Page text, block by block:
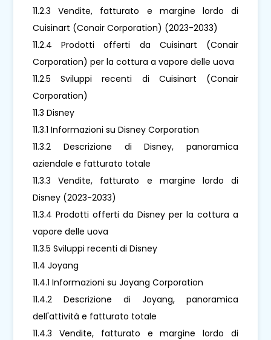
11.2.3 Vendite, fatturato e margine lordo di
Cuisinart (Conair Corporation) (2023-2033)
11.2.4 Prodotti offerti da Cuisinart (Conair
Corporation) per la cottura a vapore delle uova
11.2.5 Sviluppi recenti di Cuisinart (Conair
Corporation)
11.3 Disney
11.3.1 Informazioni su Disney Corporation
11.3.2 Descrizione di Disney, panoramica
aziendale e fatturato totale
11.3.3 Vendite, fatturato e margine lordo di
Disney (2023-2033)
11.3.4 Prodotti offerti da Disney per la cottura a
vapore delle uova
11.3.5 Sviluppi recenti di Disney
11.4 Joyang
11.4.1 Informazioni su Joyang Corporation
11.4.2 Descrizione di Joyang, panoramica
dell'attività e fatturato totale
11.4.3 Vendite, fatturato e margine lordo di